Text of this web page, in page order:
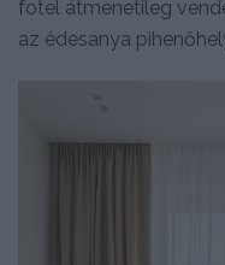
fotel átmenetileg
az édesanya